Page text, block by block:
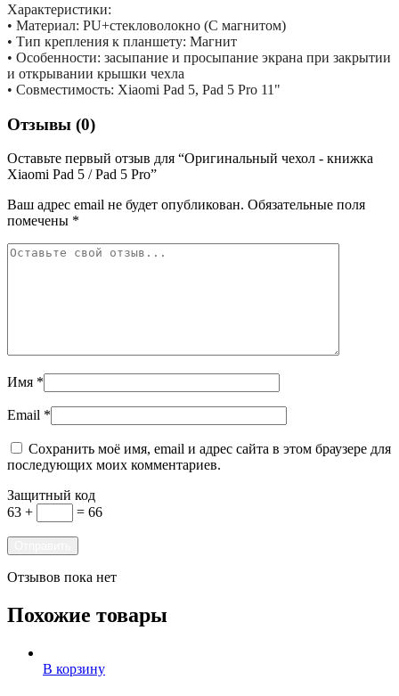
Характеристики:
• Материал: PU+стекловолокно (С магнитом)
• Тип крепления к планшету: Магнит
• Особенности: засыпание и просыпание экрана при закрытии
и открывании крышки чехла
• Совместимость: Xiaomi Pad 5, Pad 5 Pro 11"
Отзывы (0)
Оставьте первый отзыв для “Оригинальный чехол - книжка
Xiaomi Pad 5 / Pad 5 Pro”
Ваш адрес email не будет опубликован. Обязательные поля
помечены *
Имя *
Email *
Сохранить моё имя, email и адрес сайта в этом браузере для
последующих моих комментариев.
Защитный код
63 +
= 66
Отзывов пока нет
Похожие товары
В корзину